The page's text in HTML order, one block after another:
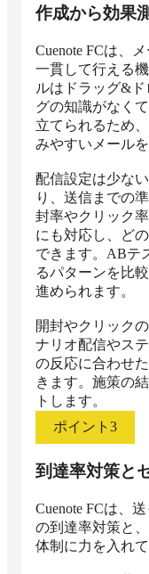
作成から効果
Cuenote FCは、
一貫して行える
ルはドラッグ&
グの知識がなく
立てられるため
みやすいメール
配信設定は少な
り、送信までの
封率やクリック
にも対応し、ど
できます。ABテ
るパターンを比
進められます。
開封やクリック
ナリオ配信やス
の反応に合わせ
きます。施策の
トします。
ポイント 3
到達率対策と
Cuenote FCは、
の到達率対策と
体制に力を入れて